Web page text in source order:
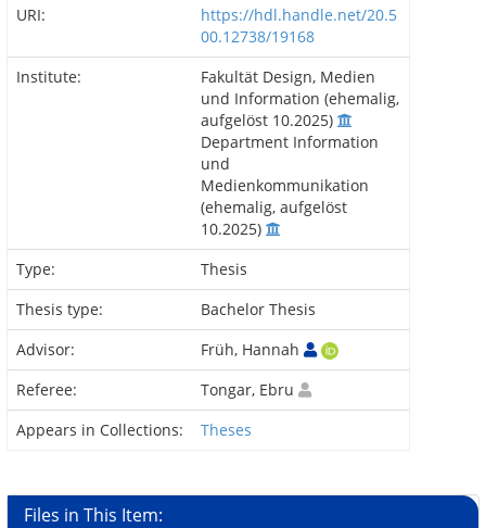
URI:
https://hdl.handle.net/20.5
00.12738/19168
Institute:
Fakultät Design, Medien
und Information (ehemalig,
aufgelöst 10.2025)
Department Information
und
Medienkommunikation
(ehemalig, aufgelöst
10.2025)
Type:
Thesis
Thesis type:
Bachelor Thesis
Advisor:
Früh, Hannah
Referee:
Tongar, Ebru
Appears in Collections:
Theses
Files in This Item: